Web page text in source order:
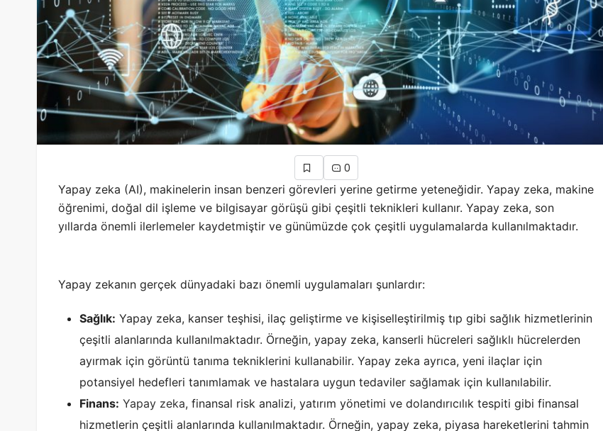
0
Yapay zeka (AI), makinelerin insan benzeri görevleri yerine getirme yeteneğidir. Yapay zeka, makine
öğrenimi, doğal dil işleme ve bilgisayar görüşü gibi çeşitli teknikleri kullanır. Yapay zeka, son
yıllarda önemli ilerlemeler kaydetmiştir ve günümüzde çok çeşitli uygulamalarda kullanılmaktadır.
Yapay zekanın gerçek dünyadaki bazı önemli uygulamaları şunlardır:
Sağlık: Yapay zeka, kanser teşhisi, ilaç geliştirme ve kişiselleştirilmiş tıp gibi sağlık hizmetlerinin
çeşitli alanlarında kullanılmaktadır. Örneğin, yapay zeka, kanserli hücreleri sağlıklı hücrelerden
ayırmak için görüntü tanıma tekniklerini kullanabilir. Yapay zeka ayrıca, yeni ilaçlar için
potansiyel hedefleri tanımlamak ve hastalara uygun tedaviler sağlamak için kullanılabilir.
Finans: Yapay zeka, finansal risk analizi, yatırım yönetimi ve dolandırıcılık tespiti gibi finansal
hizmetlerin çeşitli alanlarında kullanılmaktadır. Örneğin, yapay zeka, piyasa hareketlerini tahmin